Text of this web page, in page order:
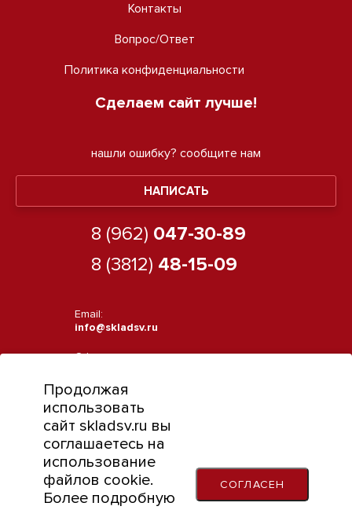
Контакты
Вопрос/Ответ
Политика конфиденциальности
Сделаем сайт лучше!
нашли ошибку? сообщите нам
НАПИСАТЬ
8 (962) 047-30-89
8 (3812) 48-15-09
Email:
info@skladsv.ru
Офис:
Режим работы:
Пн-Пт с 9:00 до 18:00
Обращаем ваше внимание на то, что данный интернет-сайт носит
исключительно информационный характер и ни при каких условиях
Продолжая
использовать
сайт skladsv.ru вы
соглашаетесь на
использование
файлов cookie.
Более подробную
СОГЛАСЕН